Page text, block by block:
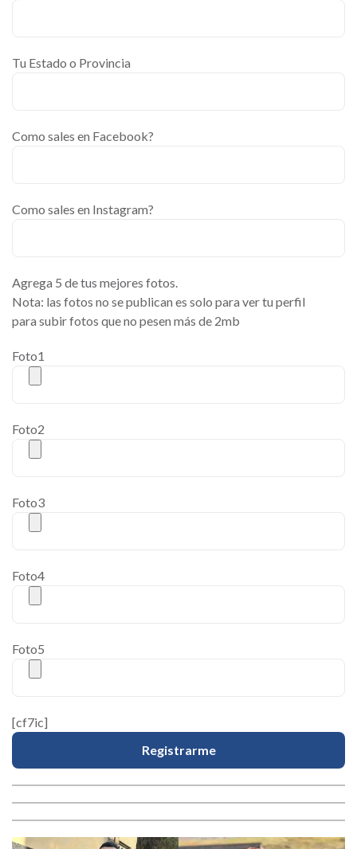
Tu Estado o Provincia
Como sales en Facebook?
Como sales en Instagram?
Agrega 5 de tus mejores fotos.
Nota: las fotos no se publican es solo para ver tu perfil
para subir fotos que no pesen más de 2mb
Foto1
Foto2
Foto3
Foto4
Foto5
[cf7ic]